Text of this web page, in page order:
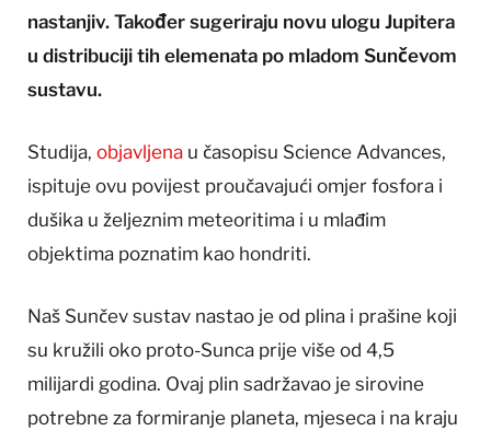
nastanjiv. Također sugeriraju novu ulogu Jupitera
u distribuciji tih elemenata po mladom Sunčevom
sustavu.
Studija, objavljena u časopisu Science Advances,
ispituje ovu povijest proučavajući omjer fosfora i
dušika u željeznim meteoritima i u mlađim
objektima poznatim kao hondriti.
Naš Sunčev sustav nastao je od plina i prašine koji
su kružili oko proto-Sunca prije više od 4,5
milijardi godina. Ovaj plin sadržavao je sirovine
potrebne za formiranje planeta, mjeseca i na kraju